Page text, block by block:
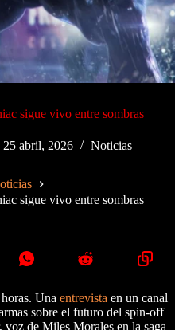
sigue vivo entre sombras
25 abril, 2026 Noticias
sigue vivo entre sombras
Una entrevista en un canal
sobre el futuro del spin-off
de Miles Morales en la saga